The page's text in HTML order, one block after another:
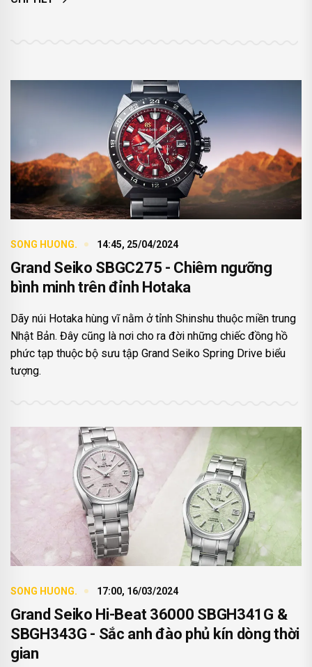
SONG HUONG. 14:45, 25/04/2024
Grand Seiko SBGC275 - Chiêm ngưỡng
bình minh trên đỉnh Hotaka
Dãy núi Hotaka hùng vĩ nằm ở tỉnh Shinshu thuộc miền trung
Nhật Bản. Đây cũng là nơi cho ra đời những chiếc đồng hồ
phức tạp thuộc bộ sưu tập Grand Seiko Spring Drive biểu
tượng.
SONG HUONG. 17:00, 16/03/2024
Grand Seiko Hi-Beat 36000 SBGH341G &
SBGH343G - Sắc anh đào phủ kín dòng thời
gian